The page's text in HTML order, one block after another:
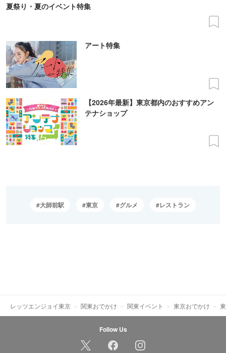
夏祭り・夏のイベント特集
アート特集
【2026年最新】東京都内のおすすめアン
テナショップ
大師前駅 東京 グルメ レストラン
レッツエンジョイ東京 関東おでかけ 関東イベント 東京おでかけ
Follow Us